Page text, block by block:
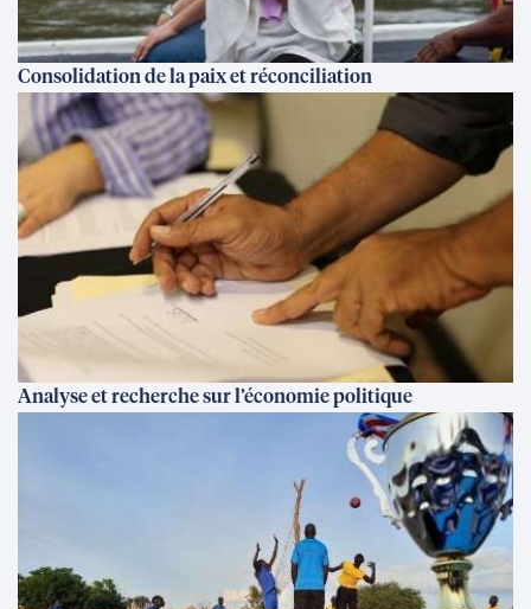
Consolidation de la paix et réconciliation
Analyse et recherche sur l’économie politique